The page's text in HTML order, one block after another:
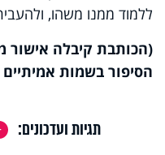
ללמוד ממנו משהו,
(הכותבת קיבלה
הסיפור בשמות
תגיות ועדכונים: